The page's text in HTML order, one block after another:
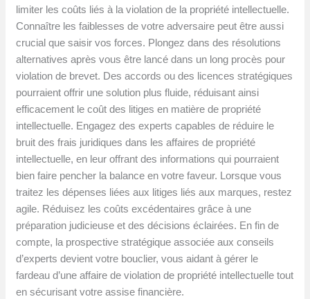
limiter les coûts liés à la violation de la propriété intellectuelle.
Connaître les faiblesses de votre adversaire peut être aussi
crucial que saisir vos forces. Plongez dans des résolutions
alternatives après vous être lancé dans un long procès pour
violation de brevet. Des accords ou des licences stratégiques
pourraient offrir une solution plus fluide, réduisant ainsi
efficacement le coût des litiges en matière de propriété
intellectuelle. Engagez des experts capables de réduire le
bruit des frais juridiques dans les affaires de propriété
intellectuelle, en leur offrant des informations qui pourraient
bien faire pencher la balance en votre faveur. Lorsque vous
traitez les dépenses liées aux litiges liés aux marques, restez
agile. Réduisez les coûts excédentaires grâce à une
préparation judicieuse et des décisions éclairées. En fin de
compte, la prospective stratégique associée aux conseils
d’experts devient votre bouclier, vous aidant à gérer le
fardeau d’une affaire de violation de propriété intellectuelle tout
en sécurisant votre assise financière.